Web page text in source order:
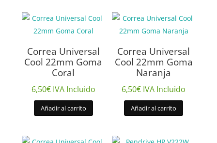
Correa Universal
Cool 22mm Goma
Coral
6,50€ IVA Incluido
Añadir al carrito
Correa Universal
Cool 22mm Goma
Naranja
6,50€ IVA Incluido
Añadir al carrito